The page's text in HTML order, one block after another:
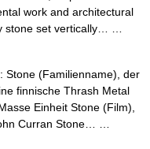
work and architectural
stone set vertically… …
(Familienname), der
finnische Thrash Metal
Einheit Stone (Film),
Curran Stone… …